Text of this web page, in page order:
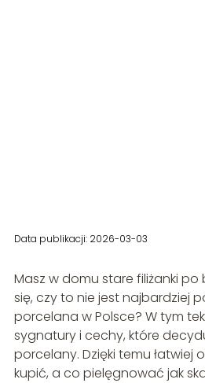
Data publikacji: 2026-03-03
Masz w domu stare filiżanki
się, czy to nie jest najbardziej
porcelana w Polsce? W tym
sygnatury i cechy, które
porcelany. Dzięki temu łatwiej
kupić, a co pielęgnować jak